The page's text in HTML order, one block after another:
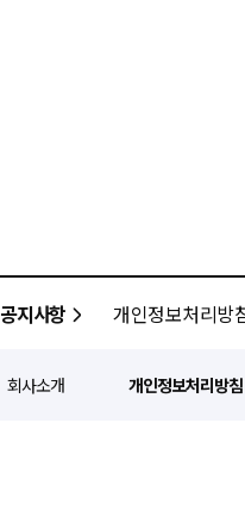
공지사항 개인정보처리방
회사소개 개인정보처리방침